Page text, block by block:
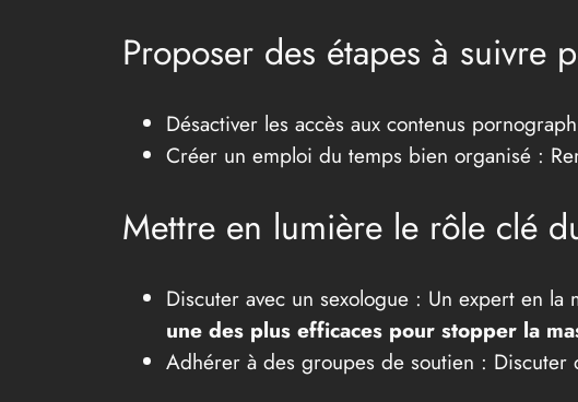
Proposer des étapes à suivre
Désactiver les accès aux contenus
Créer un emploi du temps bien organisé :
Mettre en lumière le rôle clé
Discuter avec un sexologue : Un expert en
une des plus efficaces pour stopper la
Adhérer à des groupes de soutien : Discuter